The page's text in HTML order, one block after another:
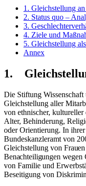
1. Gleichstellung
2. Status quo –
3.
4. Ziele und
5. Gleichstellung
Annex
1.
Die Stiftung
Gleichstellung aller
von ethnischer,
Alter, Behinderung,
oder Orientierung. In
Bundeskanzleramt von
Gleichstellung von
Benachteiligungen wegen
von Familie und
Beseitigung von